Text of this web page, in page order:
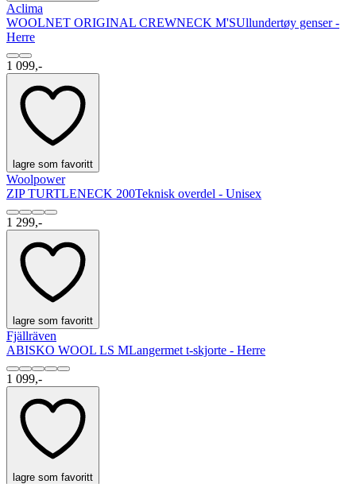
Aclima
WOOLNET ORIGINAL CREWNECK M'SUllundertøy genser -
Herre
1 099,-
lagre som favoritt
Woolpower
ZIP TURTLENECK 200Teknisk overdel - Unisex
1 299,-
lagre som favoritt
Fjällräven
ABISKO WOOL LS MLangermet t-skjorte - Herre
1 099,-
lagre som favoritt